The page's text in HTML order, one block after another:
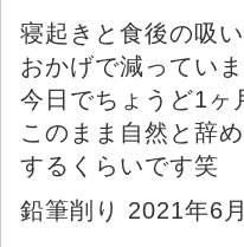
寝起きと食後の吸
おかげで減っていま
今日でちょうど1ヶ
このまま自然と辞
するくらいです笑
鉛筆削り 2021年6